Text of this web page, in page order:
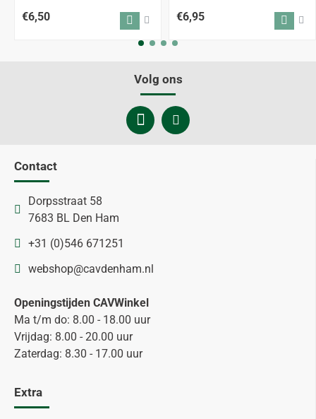
€6,50 €6,95
Volg ons
Contact
Dorpsstraat 58
7683 BL Den Ham
+31 (0)546 671251
webshop@cavdenham.nl
Openingstijden CAVWinkel
Ma t/m do: 8.00 - 18.00 uur
Vrijdag: 8.00 - 20.00 uur
Zaterdag: 8.30 - 17.00 uur
Extra